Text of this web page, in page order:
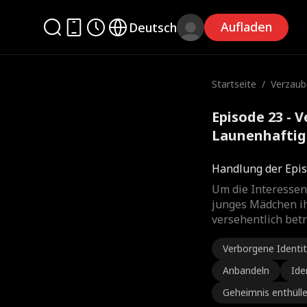
Deutsch Aufladen
Startseite /
Episode 23 -
Handlung der
Um die
junges Mädchen
versehentlich
Verborgene
Anbandeln
Geheimnis